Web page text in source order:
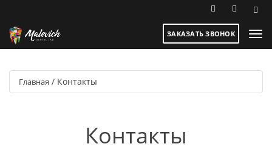
ЗАКАЗАТЬ ЗВОНОК
Главная / Контакты
Контакты